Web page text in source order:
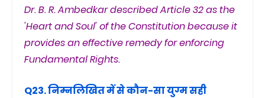
Dr. B. R. Ambedkar described Article 32 as the
'Heart and Soul' of the Constitution because it
provides an effective remedy for enforcing
Fundamental Rights.
Q23. निम्नलिखित में से कौन-सा युग्म सही